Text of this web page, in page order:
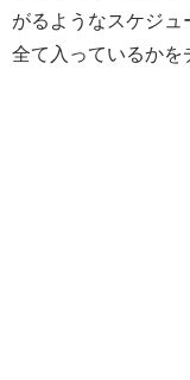
がるようなスケジ
全て入っているかを